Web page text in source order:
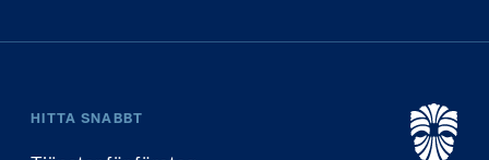
HITTA SNABBT